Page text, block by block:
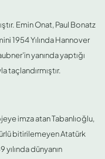
Emin Onat, Paul Bonatz
1954 Yılında Hannover
yanında yaptığı
taçlandırmıştır.
imza atan Tabanlıoğlu,
bitirilemeyen Atatürk
dünyanın